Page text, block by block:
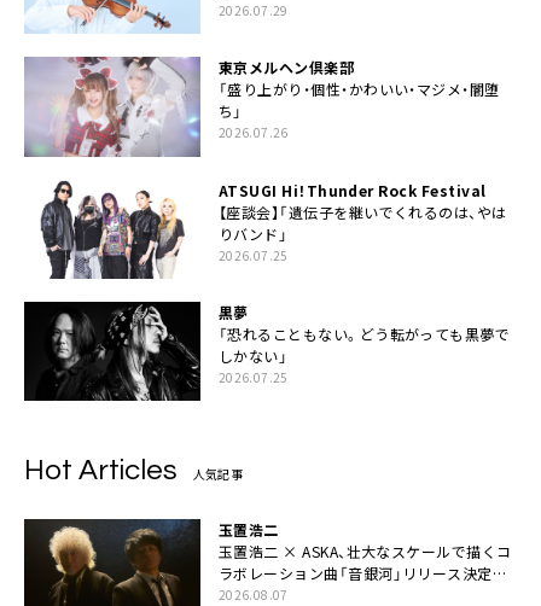
2026.07.29
東京メルヘン倶楽部
「盛り上がり・個性・かわいい・マジメ・闇堕
ち」
2026.07.26
ATSUGI Hi！Thunder Rock Festival
【座談会】「遺伝子を継いでくれるのは、やは
りバンド」
2026.07.25
黒夢
「恐れることもない。どう転がっても黒夢で
しかない」
2026.07.25
Hot Articles 人気記事
玉置浩二
玉置浩二 × ASKA、壮大なスケールで描くコ
ラボレーション曲「音銀河」リリース決定。
カップリングには新曲「命の宿り」収録も
2026.08.07